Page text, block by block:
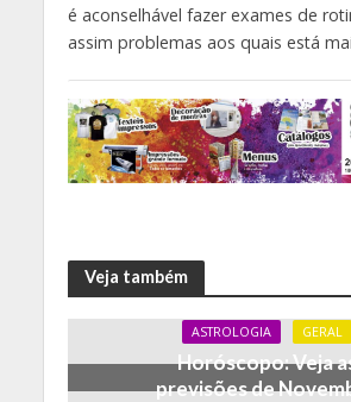
é aconselhável fazer exames de
assim problemas aos quais está
Veja também
ASTROLOGIA GERAL
Horóscopo: Veja
previsões de